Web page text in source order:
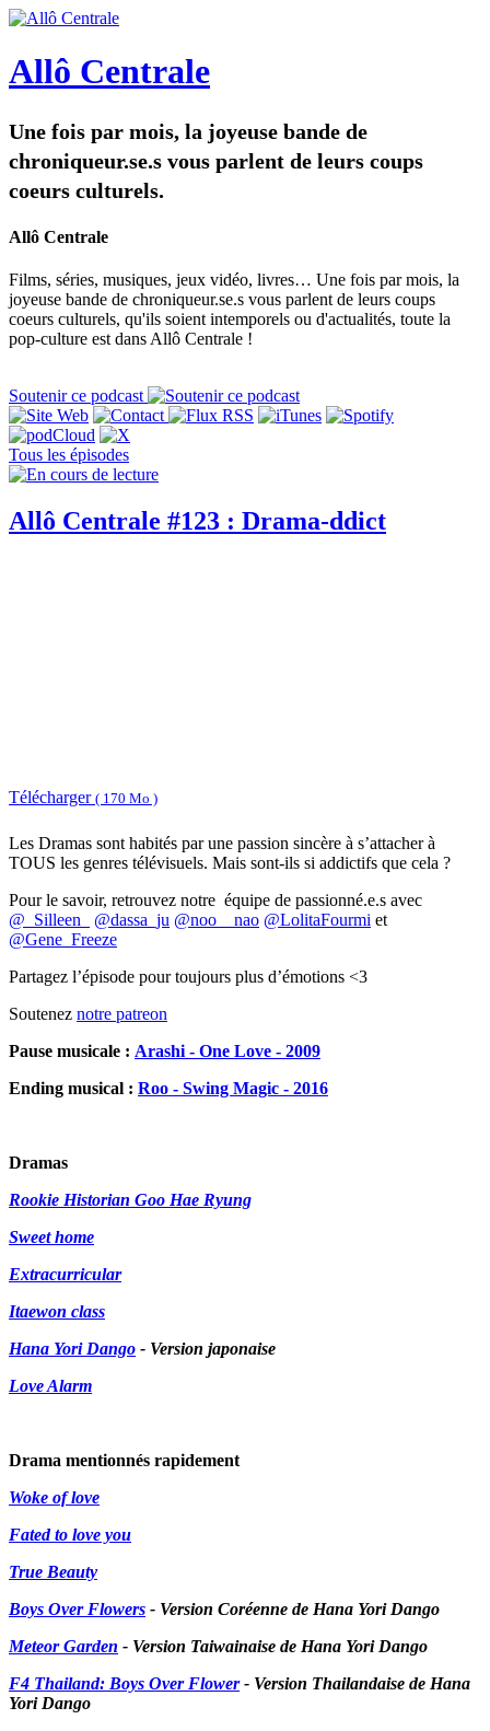
Allô Centrale
Une fois par mois, la joyeuse bande de
chroniqueur.se.s vous parlent de leurs coups
coeurs culturels.
Allô Centrale
Films, séries, musiques, jeux vidéo, livres… Une fois par mois, la
joyeuse bande de chroniqueur.se.s vous parlent de leurs coups
coeurs culturels, qu'ils soient intemporels ou d'actualités, toute la
pop-culture est dans Allô Centrale !
Soutenir ce podcast
Tous les épisodes
Allô Centrale #123 : Drama-ddict
Télécharger ( 170 Mo )
Les Dramas sont habités par une passion sincère à s’attacher à
TOUS les genres télévisuels. Mais sont-ils si addictifs que cela ?
Pour le savoir, retrouvez notre équipe de passionné.e.s avec
@_Silleen_
@dassa_ju @noo__nao @LolitaFourmi et
@Gene_Freeze
Partagez l’épisode pour toujours plus d’émotions <3
Soutenez notre patreon
Pause musicale : Arashi - One Love - 2009
Ending musical : Roo - Swing Magic - 2016
Dramas
Rookie Historian Goo Hae Ryung
Sweet home
Extracurricular
Itaewon class
Hana Yori Dango - Version japonaise
Love Alarm
Drama mentionnés rapidement
Woke of love
Fated to love you
True Beauty
Boys Over Flowers - Version Coréenne de Hana Yori Dango
Meteor Garden - Version Taiwainaise de Hana Yori Dango
F4 Thailand: Boys Over Flower- Version Thailandaise de Hana
Yori Dango